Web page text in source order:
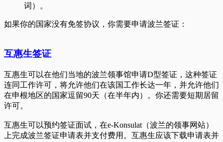
词）。
如果你的国家没有免签协议，你需要申请波兰签证：
互惠生签证
互惠生可以在他们当地的波兰领事馆申请D型签证，这种签证
连同工作许可，将允许他们在该国工作长达一年，并允许他们
在申根地区的国家逗留90天（在半年内）。你还需要短期居留
许可。
互惠生可以预约签证面试，在e-Konsulat（波兰的领事网站）
上完成波兰签证申请表并支付费用。互惠生应该下载申请表并